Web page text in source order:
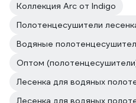
Коллекция Arc от Indigo
Полотенцесушители
Водяные
Оптом
Лесенка для водяных